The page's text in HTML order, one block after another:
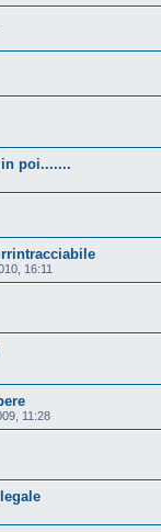
poi.......
16:11
11:28